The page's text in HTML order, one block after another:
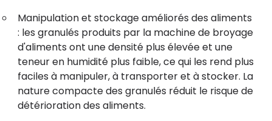
Manipulation et stockage améliorés des aliments
: les granulés produits par la machine de broyage
d'aliments ont une densité plus élevée et une
teneur en humidité plus faible, ce qui les rend plus
faciles à manipuler, à transporter et à stocker. La
nature compacte des granulés réduit le risque de
détérioration des aliments.